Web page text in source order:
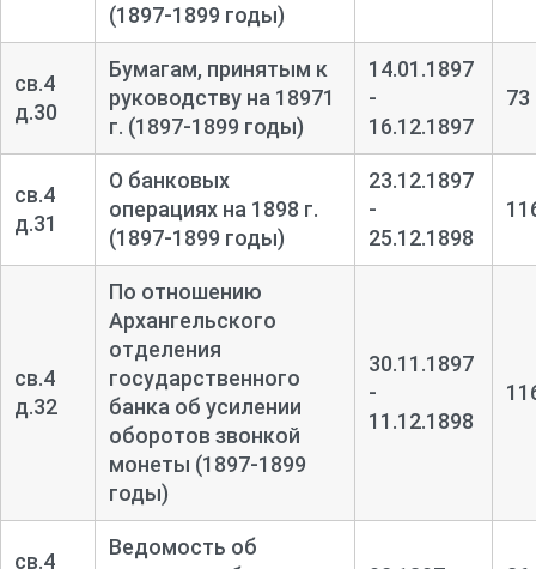
(1897-1899 годы)
св.4
д.30
Бумагам, принятым к
руководству на 18971
г. (1897-1899 годы)
14.01.1897
-
16.12.1897
73
св.4
д.31
О банковых
операциях на 1898 г.
(1897-1899 годы)
23.12.1897
-
25.12.1898
св.4
д.32
По отношению
Архангельского
отделения
государственного
банка об усилении
оборотов звонкой
монеты (1897-1899
годы)
30.11.1897
-
11.12.1898
св.4
Ведомость об